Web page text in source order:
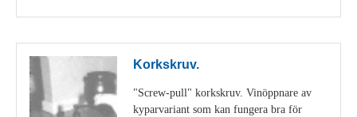
Korkskruv.
"Screw-pull" korkskruv. Vinöppnare av
kyparvariant som kan fungera bra för